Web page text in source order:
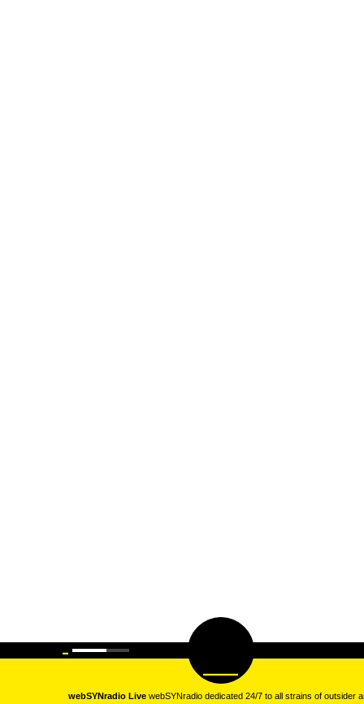
webSYNradio Live webSYNradio dedicated 24/7 to all strains of outsider